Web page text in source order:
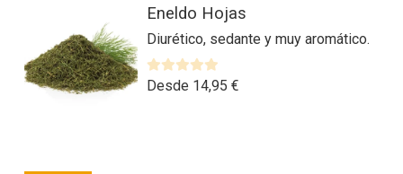
producto
tiene
múltiples
variantes.
Eneldo Hojas
Diurético, sedante y muy aromático.
V
Desde 14,95 €